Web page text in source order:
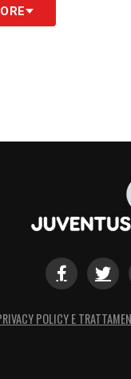
POLICY E